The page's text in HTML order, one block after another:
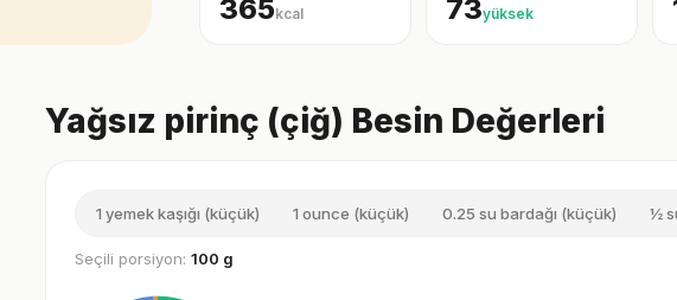
365kcal 73yüksek
Yağsız pirinç (çiğ) Besin Değerleri
1 yemek kaşığı (küçük) 1 ounce (küçük) 0.25 su bardağı (küçük) ½
Seçili porsiyon: 100 g